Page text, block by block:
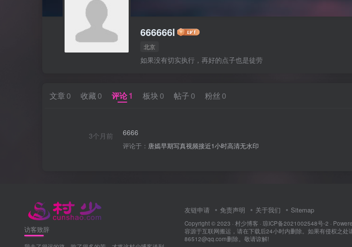
666666l
北京
如果没有切实执行，再好的点子也是徒劳
文章 0 收藏 0 评论1 板块 0 帖子 0 粉丝 0
3个月前 6666
评论于： 唐嫣早期写真视频接近1小时高清无水印
访客致辞
友链申请 免责声明 关于我们 Sitemap
Copyright © 2023 · 村少博客 · 琼ICP备2021002548号-2 ·
容源于互联网搬运，请在下载后24小时内删除。如果有侵权之处
86512@qq.com删除。敬请谅解!